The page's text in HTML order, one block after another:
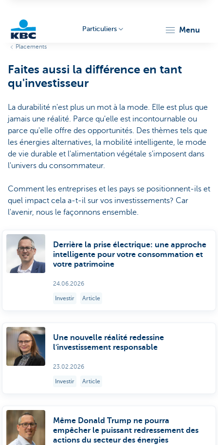
Particuliers menu
Placements
Faites aussi la différence en tant
qu'investisseur
La durabilité n'est plus un mot à la mode. Elle est plus que
jamais une réalité. Parce qu'elle est incontournable ou
parce qu'elle offre des opportunités. Des thèmes tels que
les énergies alternatives, la mobilité intelligente, le mode
de vie durable et l'alimentation végétale s'imposent dans
l'univers du consommateur.
Comment les entreprises et les pays se positionnent-ils et
quel impact cela a-t-il sur vos investissements? Car
l'avenir, nous le façonnons ensemble.
Derrière la prise électrique: une approche
intelligente pour votre consommation et
votre patrimoine
24.06.2026
Investir Article
Une nouvelle réalité redessine
l'investissement responsable
23.02.2026
Investir Article
Même Donald Trump ne pourra
empêcher le puissant redressement des
actions du secteur des énergies